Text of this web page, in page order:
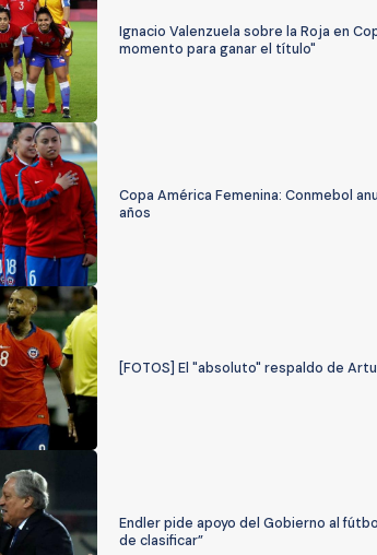
Ignacio Valenzuela sobre la Roja en
momento para ganar el título"
Copa América Femenina: Conmebol
años
[FOTOS] El "absoluto" respaldo de
Endler pide apoyo del Gobierno al
de clasificar”